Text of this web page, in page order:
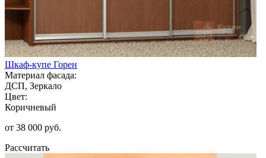
Шкаф-купе Горен
Материал фасада:
ДСП, Зеркало
Цвет:
Коричневый
от 38 000 руб.
Рассчитать